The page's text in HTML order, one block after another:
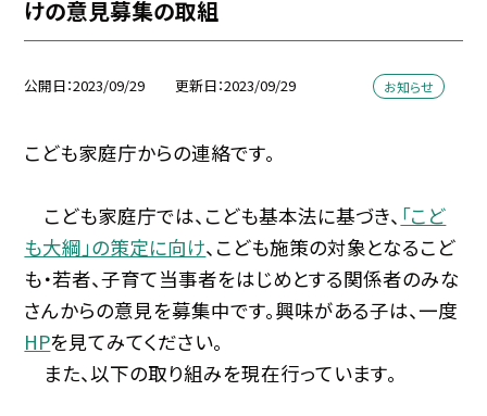
けの意見募集の取組
公開日 2023/09/29 更新日 2023/09/29 お知らせ
こども家庭庁からの連絡です。
こども家庭庁では、こども基本法に基づき、 「こど
も大綱」の策定に向け、こども施策の対象となるこど
も・若者、子育て当事者をはじめとする関係者のみな
さんからの意見を募集中です。興味がある子は、一度
HPを見てみてください。
また、以下の取り組みを現在行っています。